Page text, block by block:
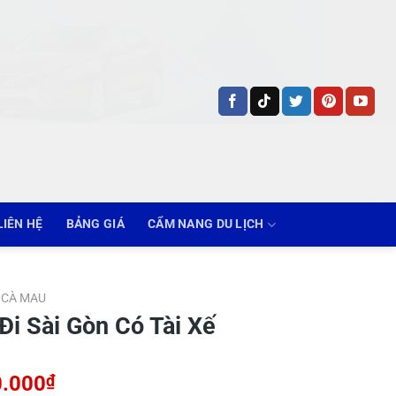
HỆ BẢNG GIÁ CẨM NANG DU LỊCH
CÀ MAU
Sài Gòn Có Tài Xế
₫Khoảng